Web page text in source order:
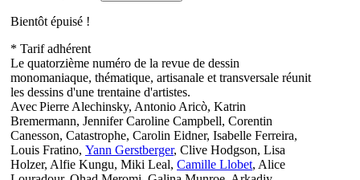
Bientôt épuisé !
* Tarif adhérent
Le quatorzième numéro de la revue de dessin
monomaniaque, thématique, artisanale et transversale réunit
les dessins d'une trentaine d'artistes.
Avec Pierre Alechinsky, Antonio Aricò, Katrin
Bremermann, Jennifer Caroline Campbell, Corentin
Canesson, Catastrophe, Carolin Eidner, Isabelle Ferreira,
Louis Fratino, Yann Gerstberger, Clive Hodgson, Lisa
Holzer, Alfie Kungu, Miki Leal, Camille Llobet, Alice